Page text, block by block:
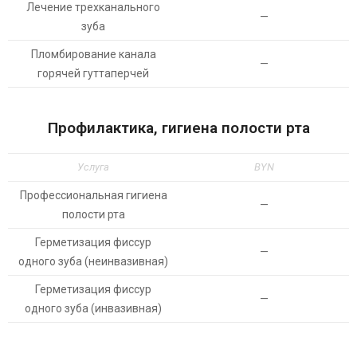
Лечение трехканального
зуба
—
Пломбирование канала
горячей гуттаперчей
—
Профилактика, гигиена полости рта
Услуга BYN
Профессиональная гигиена
полости рта
—
Герметизация фиссур
одного зуба (неинвазивная)
—
Герметизация фиссур
одного зуба (инвазивная)
—